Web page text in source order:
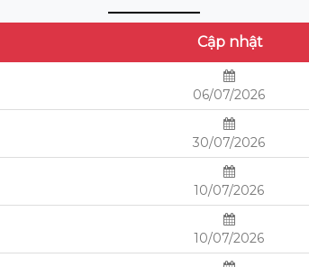
Cập nhật
06/07/2026
30/07/2026
10/07/2026
10/07/2026